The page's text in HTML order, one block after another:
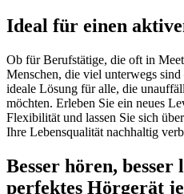
Ideal für einen
Ob für Berufstätige, die oft in
Menschen, die viel unterwegs sind
ideale Lösung für alle, die
möchten. Erleben Sie ein neues
Flexibilität und lassen Sie sich
Ihre Lebensqualität nachhaltig
Besser hören,
perfektes Hörgerät